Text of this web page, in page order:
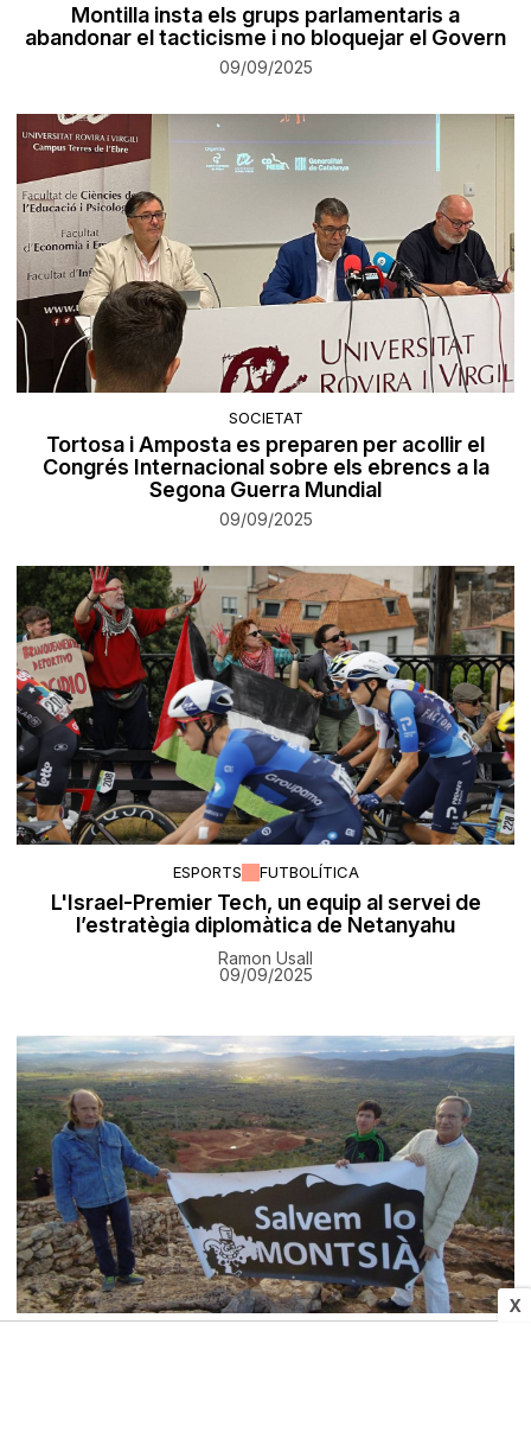
X
Montilla insta els grups parlamentaris a
abandonar el tacticisme i no bloquejar el Govern
09/09/2025
SOCIETAT
Tortosa i Amposta es preparen per acollir el
Congrés Internacional sobre els ebrencs a la
Segona Guerra Mundial
09/09/2025
ESPORTS FUTBOLÍTICA
L'Israel-Premier Tech, un equip al servei de
l’estratègia diplomàtica de Netanyahu
Ramon Usall
09/09/2025